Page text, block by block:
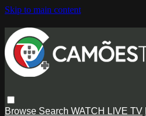
Skip to main content
Browse Search WATCH LIVE TV